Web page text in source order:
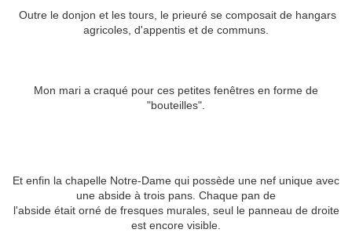
Outre le donjon et les tours, le prieuré se composait de hangars
agricoles, d'appentis et de communs.
Mon mari a craqué pour ces petites fenêtres en forme de
"bouteilles".
Et enfin la chapelle Notre-Dame qui possède une nef unique avec
une abside à trois pans. Chaque pan de
l'abside était orné de fresques murales, seul le panneau de droite
est encore visible.